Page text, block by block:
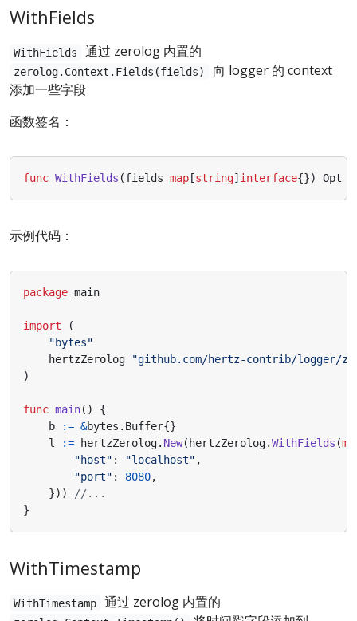
WithFields
WithFields 通过 zerolog 内置的
zerolog.Context.Fields(fields)
向 logger 的 context
添加一些字段
函数签名：
func WithFields (fields map [string] interface{}) Opt
示例代码：
package main
import
(
"bytes"
hertzZerolog
"github.com/hertz-contrib/logger/
)
func main()
{
b
:= &bytes . Buffer{}
l
:= hertzZerolog. New( hertzZerolog.WithFields (
"host" : "localhost" ,
"port" : 8080,
}))
//...
}
WithTimestamp
WithTimestamp 通过 zerolog 内置的